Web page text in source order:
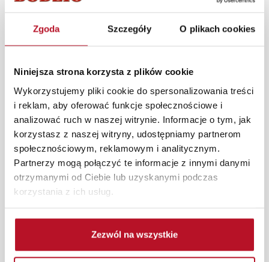
Zgoda Szczegóły O plikach cookies
Niniejsza strona korzysta z plików cookie
Wykorzystujemy pliki cookie do spersonalizowania treści
i reklam, aby oferować funkcje społecznościowe i
analizować ruch w naszej witrynie. Informacje o tym, jak
korzystasz z naszej witryny, udostępniamy partnerom
społecznościowym, reklamowym i analitycznym.
Partnerzy mogą połączyć te informacje z innymi danymi
otrzymanymi od Ciebie lub uzyskanymi podczas
korzystania z ich usług.
Zezwól na wszystkie
Kubek ryflowany to elegancki dodatek, który zachwyca
swoją prostotą i wyrafinowaniem. Wykonany w
wzorem, zyskuje wyjątkowy charakter dzięki stylowej
złotej rączce. Pojemność 400 ml sprawia, że jest idealny
na ulubioną kawę, herbatę czy gorącą czekoladę. Ten
kubek łączy w sobie funkcjonalność i estetykę,
doskonale wpisując się w nowoczesne i klasyczne
aranżacje stołu. Świetny pomysł na prezent lub
uzupełnienie codziennej zastawy.
Każde zmówienie złożone w sklepie stacjonarnym
W przypadku zamówień internetowych czas dostawy
wynosi do 5 dni roboczych, również na terenie całego
kraju. Wszystkie zamówienia powyżej 1000 zł